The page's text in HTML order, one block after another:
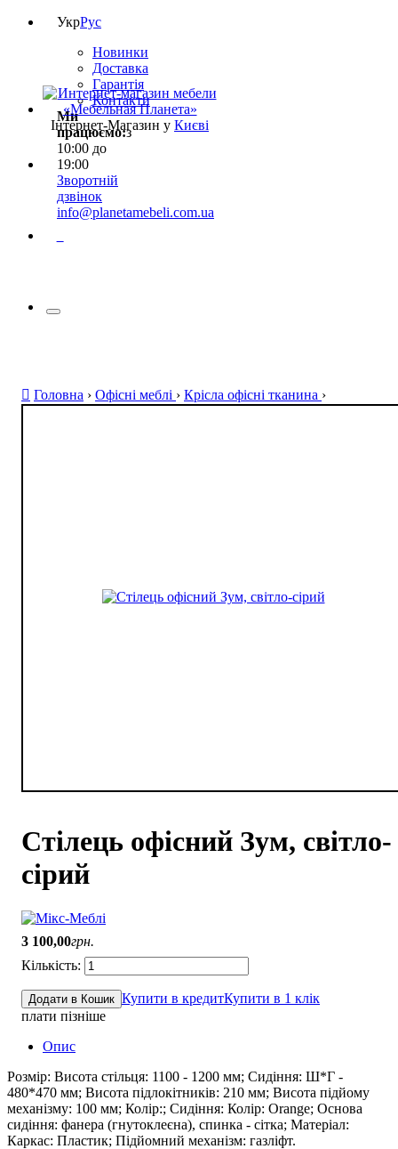
УкрРус
Новинки
Доставка
Гарантія
Контакти
Ми
працюємо:з
10:00 до
19:00
Зворотній
дзвінок
info@planetamebeli.com.ua
Інтернет-Магазин у Києві
Головна › Офісні меблі › Крісла офісні тканина ›
Стілець офісний Зум, світло-
сірий
3 100,00грн.
Додати в Кошик Купити в кредитКупити в 1 клік
плати пізніше
Опис
Розмір: Висота стільця: 1100 - 1200 мм; Сидіння: Ш*Г -
480*470 мм; Висота підлокітників: 210 мм; Висота підйому
механізму: 100 мм; Колір:; Сидіння: Колір: Orange; Основа
сидіння: фанера (гнутоклеєна), спинка - сітка; Матеріал:
Каркас: Пластик; Підйомний механізм: газліфт.